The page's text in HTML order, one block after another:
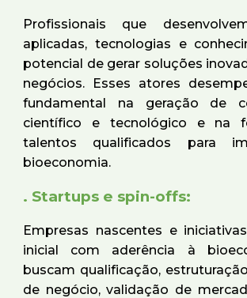
Profissionais que
aplicadas, tecnologias e
potencial de gerar soluções
negócios. Esses atores
fundamental na geração de
científico e tecnológico e na
talentos qualificados para
bioeconomia.
. Startups e spin-offs:
Empresas nascentes e
inicial com aderência à
buscam qualificação,
de negócio, validação de